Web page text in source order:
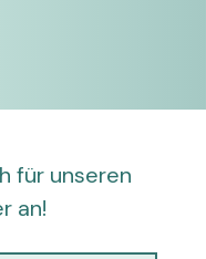
für unseren
an!